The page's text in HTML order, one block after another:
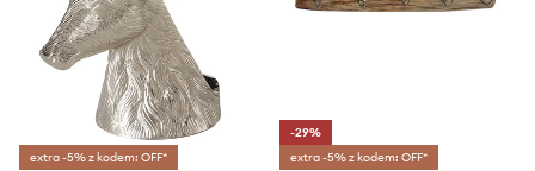
extra -5% z kodem: OFF*
-29%
extra -5% z kodem: OFF*